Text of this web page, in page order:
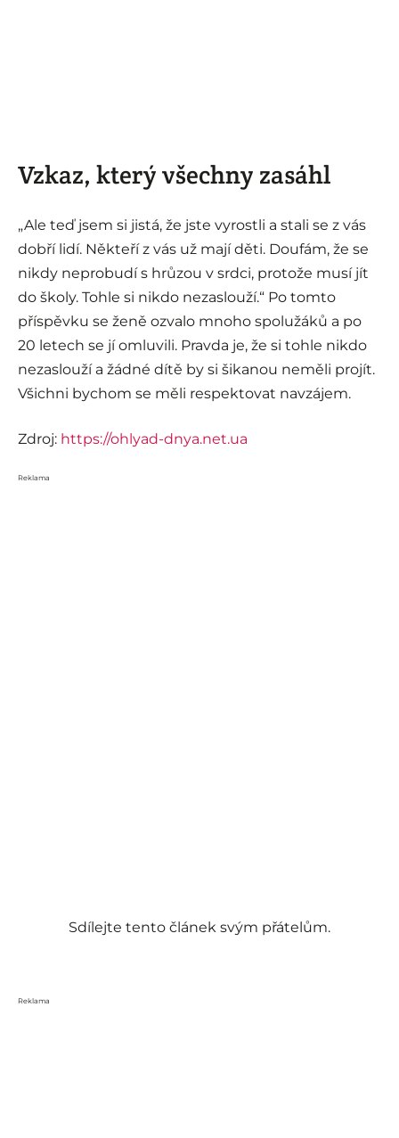
Vzkaz, který všechny zasáhl
„Ale teď jsem si jistá, že jste vyrostli a stali se z vás
dobří lidí. Někteří z vás už mají děti. Doufám, že se
nikdy neprobudí s hrůzou v srdci, protože musí jít
do školy. Tohle si nikdo nezaslouží.“ Po tomto
příspěvku se ženě ozvalo mnoho spolužáků a po
20 letech se jí omluvili. Pravda je, že si tohle nikdo
nezaslouží a žádné dítě by si šikanou neměli projít.
Všichni bychom se měli respektovat navzájem.
Zdroj: https://ohlyad-dnya.net.ua
Reklama
Sdílejte tento článek svým přátelům.
Reklama